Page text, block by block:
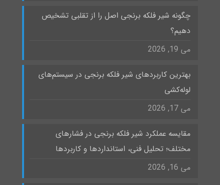
چگونه شیر فلکه برنجی اصل را از تقلبی تشخیص
دهیم؟
می 19, 2026
بهترین کاربردهای شیر فلکه برنجی در سیستم‌های
لوله‌کشی
می 17, 2026
مقایسه عملکرد شیر فلکه برنجی در فشارهای
مختلف؛ تحلیل فنی، استانداردها و کاربردها
می 16, 2026